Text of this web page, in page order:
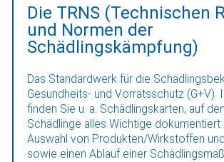
Die TRNS (Technischen
und Normen der
Schädlingskämpfung)
Das Standardwerk für die
Gesundheits- und Vorratsschutz (G+V).
finden Sie u. a. Schädlingskarten, auf
Schädlinge alles Wichtige dokumentiert
Auswahl von Produkten/Wirkstoffen
sowie einen Ablauf einer